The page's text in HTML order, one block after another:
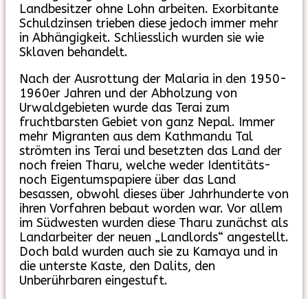
Landbesitzer ohne Lohn arbeiten. Exorbitante
Schuldzinsen trieben diese jedoch immer mehr
in Abhängigkeit. Schliesslich wurden sie wie
Sklaven behandelt.
Nach der Ausrottung der Malaria in den 1950-
1960er Jahren und der Abholzung von
Urwaldgebieten wurde das Terai zum
fruchtbarsten Gebiet von ganz Nepal. Immer
mehr Migranten aus dem Kathmandu Tal
strömten ins Terai und besetzten das Land der
noch freien Tharu, welche weder Identitäts-
noch Eigentumspapiere über das Land
besassen, obwohl dieses über Jahrhunderte von
ihren Vorfahren bebaut worden war. Vor allem
im Südwesten wurden diese Tharu zunächst als
Landarbeiter der neuen „Landlords“ angestellt.
Doch bald wurden auch sie zu Kamaya und in
die unterste Kaste, den Dalits, den
Unberührbaren eingestuft.